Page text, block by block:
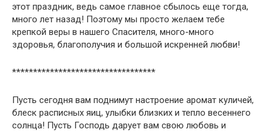
этот праздник, ведь самое главное сбылось еще тогда,
много лет назад! Поэтому мы просто желаем тебе
крепкой веры в нашего Спасителя, много-много
здоровья, благополучия и большой искренней любви!
**********************************
Пусть сегодня вам поднимут настроение аромат куличей,
блеск расписных яиц, улыбки близких и тепло весеннего
солнца! Пусть Господь дарует вам свою любовь и